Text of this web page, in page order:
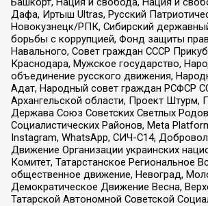
Дафа, Иртыш Ultras, Русский
Новокузнецк/РПК, Сибирский
борьбы с коррупцией, Фонд защиты
Навального, Совет граждан СССР
Краснодара, Мужское государство,
объединение русского движения,
Адат, Народный совет граждан РСФСР
Архангельской области, Проект Штурм,
Держава Союз Советских Светлых
Социалистических Районов, Meta
Instagram, WhatsApp, СИЧ-С14,
Движение Организации украинских
Комитет, Татарстанское Региональное
общественное движение, Невоград,
Демократическое Движение Весна,
Татарской Автономной Советской